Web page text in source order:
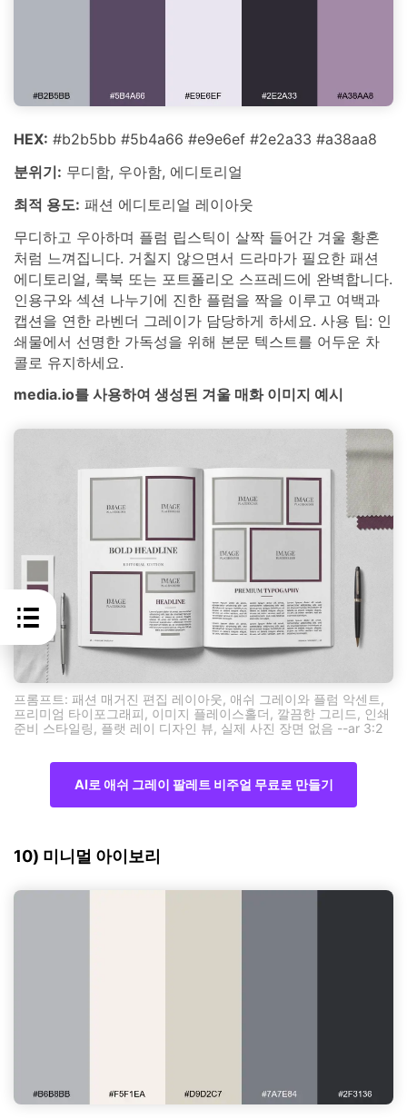
HEX: #b2b5bb #5b4a66 #e9e6ef #2e2a33 #a38aa8
분위기: 무디함, 우아함, 에디토리얼
최적 용도: 패션 에디토리얼 레이아웃
무디하고 우아하며 플럼 립스틱이 살짝 들어간 겨울 황혼
처럼 느껴집니다. 거칠지 않으면서 드라마가 필요한 패션
에디토리얼, 룩북 또는 포트폴리오 스프레드에 완벽합니다.
인용구와 섹션 나누기에 진한 플럼을 짝을 이루고 여백과
캡션을 연한 라벤더 그레이가 담당하게 하세요. 사용 팁: 인
쇄물에서 선명한 가독성을 위해 본문 텍스트를 어두운 차
콜로 유지하세요.
media.io를 사용하여 생성된 겨울 매화 이미지 예시
프롬프트: 패션 매거진 편집 레이아웃, 애쉬 그레이와 플럼 악센트,
프리미엄 타이포그래피, 이미지 플레이스홀더, 깔끔한 그리드, 인쇄
준비 스타일링, 플랫 레이 디자인 뷰, 실제 사진 장면 없음 --ar 3:2
AI로 애쉬 그레이 팔레트 비주얼 무료로 만들기
10) 미니멀 아이보리